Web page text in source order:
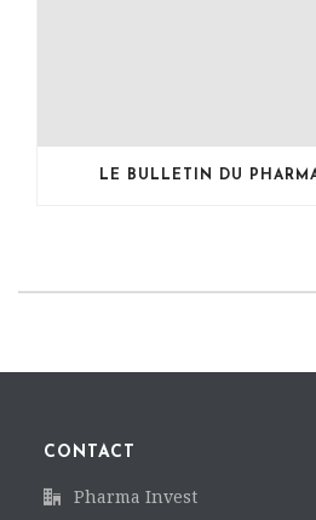
LE BULLETIN DU
CONTACT
Pharma Invest